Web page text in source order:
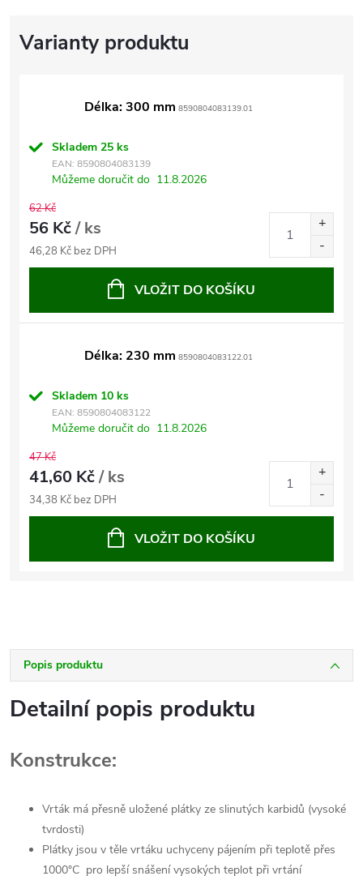
Délka: 300 mm 8590804083139.01
Skladem 25 ks
EAN: 8590804083139
Můžeme doručit do 11.8.2026
62 Kč
56 Kč/ ks
46,28 Kč bez DPH
VLOŽIT DO KOŠÍKU
Délka: 230 mm 8590804083122.01
Skladem 10 ks
EAN: 8590804083122
Můžeme doručit do 11.8.2026
47 Kč
41,60 Kč/ ks
34,38 Kč bez DPH
VLOŽIT DO KOŠÍKU
Popis produktu
Detailní popis produktu
Konstrukce:
Vrták má přesně uložené plátky ze slinutých karbidů (vysoké
tvrdosti)
Plátky jsou v těle vrtáku uchyceny pájením při teplotě přes
1000°C pro lepší snášení vysokých teplot při vrtání